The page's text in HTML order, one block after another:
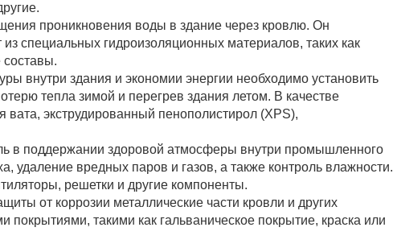
проникновения воды в здание через кровлю. Он
специальных гидроизоляционных материалов, таких как
составы.
внутри здания и экономии энергии необходимо установить
тепла зимой и перегрев здания летом. В качестве
вата, экструдированный пенополистирол (XPS),
в поддержании здоровой атмосферы внутри промышленного
удаление вредных паров и газов, а также контроль влажности.
решетки и другие компоненты.
от коррозии металлические части кровли и других
такими как гальваническое покрытие, краска или